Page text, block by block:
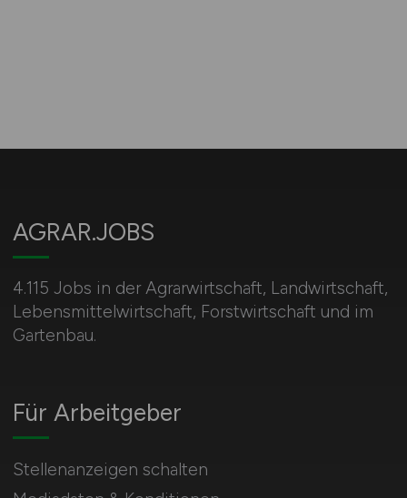
AGRAR.JOBS
4.115 Jobs in der Agrarwirtschaft, Landwirtschaft,
Lebensmittelwirtschaft, Forstwirtschaft und im
Gartenbau.
Für Arbeitgeber
Stellenanzeigen schalten